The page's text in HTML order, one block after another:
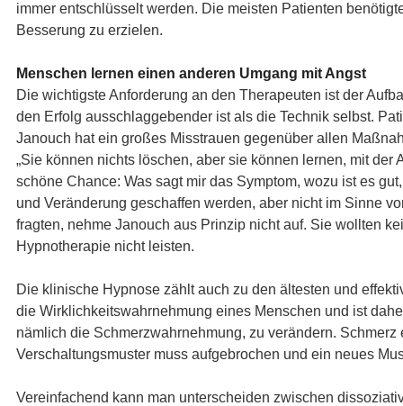
immer entschlüsselt werden. Die meisten Patienten
Besserung zu erzielen.
Menschen lernen einen anderen Umgang mit Angst
Die wichtigste Anforderung an den Therapeuten ist der
den Erfolg ausschlaggebender ist als die Technik selbst.
Janouch hat ein großes Misstrauen gegenüber allen
„Sie können nichts löschen, aber sie können lernen, mit
schöne Chance: Was sagt mir das Symptom, wozu ist es
und Veränderung geschaffen werden, aber nicht im Sinne
fragten, nehme Janouch aus Prinzip nicht auf. Sie wollten
Hypnotherapie nicht leisten.
Die klinische Hypnose zählt auch zu den ältesten und
die Wirklichkeitswahrnehmung eines Menschen und ist
nämlich die Schmerzwahrnehmung, zu verändern.
Verschaltungsmuster muss aufgebrochen und ein neues
Vereinfachend kann man unterscheiden zwischen